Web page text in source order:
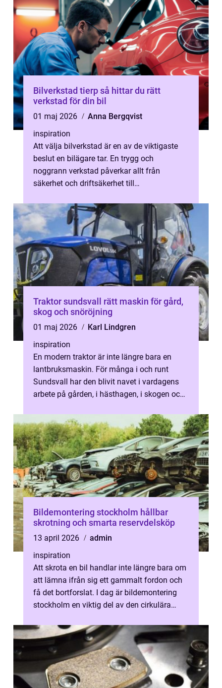
Bilverkstad tierp så hittar du rätt
verkstad för din bil
01 maj 2026
Anna Bergqvist
inspiration
Att välja bilverkstad är en av de viktigaste
beslut en bilägare tar. En trygg och
noggrann verkstad påverkar allt från
säkerhet och driftsäkerhet till
den som sö...
Traktor sundsvall rätt maskin för gård,
skog och snöröjning
01 maj 2026
Karl Lindgren
inspiration
En modern traktor är inte längre bara en
lantbruksmaskin. För många i och runt
Sundsvall har den blivit navet i vardagens
arbete på gården, i hästhagen, i skogen och
Bildemontering stockholm hållbar
skrotning och smarta reservdelsköp
13 april 2026
admin
inspiration
Att skrota en bil handlar inte längre bara om
att lämna ifrån sig ett gammalt fordon och
få det bortforslat. I dag är bildemontering
stockholm en viktig del av den cirkulära